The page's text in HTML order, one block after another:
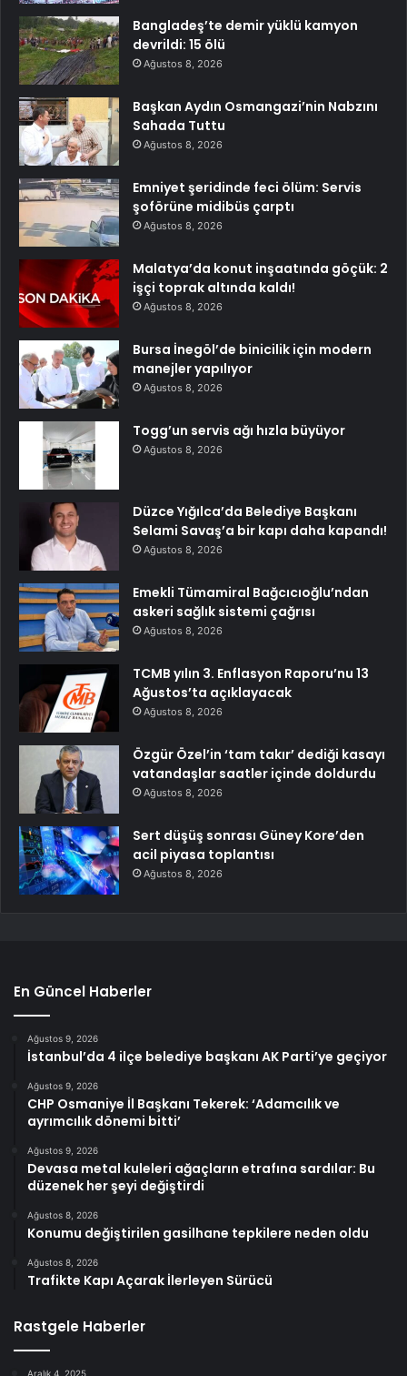
Bangladeş’te demir yüklü kamyon
devrildi: 15 ölü
Ağustos 8, 2026
Başkan Aydın Osmangazi’nin Nabzını
Sahada Tuttu
Ağustos 8, 2026
Emniyet şeridinde feci ölüm: Servis
şoförüne midibüs çarptı
Ağustos 8, 2026
Malatya’da konut inşaatında göçük: 2
işçi toprak altında kaldı!
Ağustos 8, 2026
Bursa İnegöl’de binicilik için modern
manejler yapılıyor
Ağustos 8, 2026
Togg’un servis ağı hızla büyüyor
Ağustos 8, 2026
Düzce Yığılca’da Belediye Başkanı
Selami Savaş’a bir kapı daha kapandı!
Ağustos 8, 2026
Emekli Tümamiral Bağcıcıoğlu’ndan
askeri sağlık sistemi çağrısı
Ağustos 8, 2026
TCMB yılın 3. Enflasyon Raporu’nu 13
Ağustos’ta açıklayacak
Ağustos 8, 2026
Özgür Özel’in ‘tam takır’ dediği kasayı
vatandaşlar saatler içinde doldurdu
Ağustos 8, 2026
Sert düşüş sonrası Güney Kore’den
acil piyasa toplantısı
Ağustos 8, 2026
En Güncel Haberler
Ağustos 9, 2026
İstanbul’da 4 ilçe belediye başkanı AK Parti’ye geçiyor
Ağustos 9, 2026
CHP Osmaniye İl Başkanı Tekerek: ‘Adamcılık ve
ayrımcılık dönemi bitti’
Ağustos 9, 2026
Devasa metal kuleleri ağaçların etrafına sardılar: Bu
düzenek her şeyi değiştirdi
Ağustos 8, 2026
Konumu değiştirilen gasilhane tepkilere neden oldu
Ağustos 8, 2026
Trafikte Kapı Açarak İlerleyen Sürücü
Rastgele Haberler
Aralık 4, 2025